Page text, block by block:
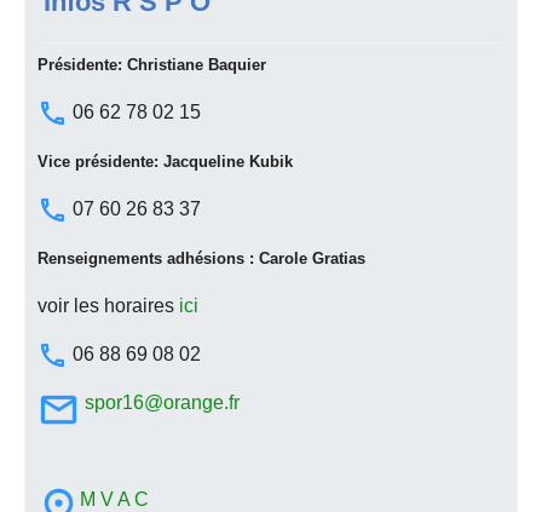
Présidente: Christiane Baquier
06 62 78 02 15
Vice présidente: Jacqueline Kubik
07 60 26 83 37
Renseignements adhésions : Carole Gratias
voir les horaires ici
06 88 69 08 02
spor16@orange.fr
M V A C